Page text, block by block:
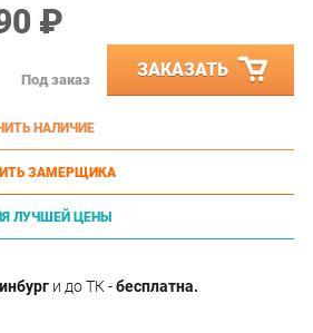
₽
Под заказ ЗАКАЗАТЬ
НАЛИЧИЕ
ЗАМЕРЩИКА
ЛУЧШЕЙ ЦЕНЫ
и до ТК -бесплатна.